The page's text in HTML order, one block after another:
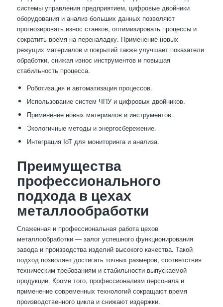
системы управления предприятием, цифровые двойники
оборудования и анализ больших данных позволяют
прогнозировать износ станков, оптимизировать процессы и
сократить время на переналадку. Применение новых
режущих материалов и покрытий также улучшает показатели
обработки, снижая износ инструментов и повышая
стабильность процесса.
Роботизация и автоматизация процессов.
Использование систем ЧПУ и цифровых двойников.
Применение новых материалов и инструментов.
Экологичные методы и энергосбережение.
Интеграция IoT для мониторинга и анализа.
Преимущества
профессионального
подхода в цехах
металлообработки
Слаженная и профессиональная работа цехов
металлообработки — залог успешного функционирования
завода и производства изделий высокого качества. Такой
подход позволяет достигать точных размеров, соответствия
техническим требованиям и стабильности выпускаемой
продукции. Кроме того, профессионализм персонала и
применение современных технологий сокращают время
производственного цикла и снижают издержки.